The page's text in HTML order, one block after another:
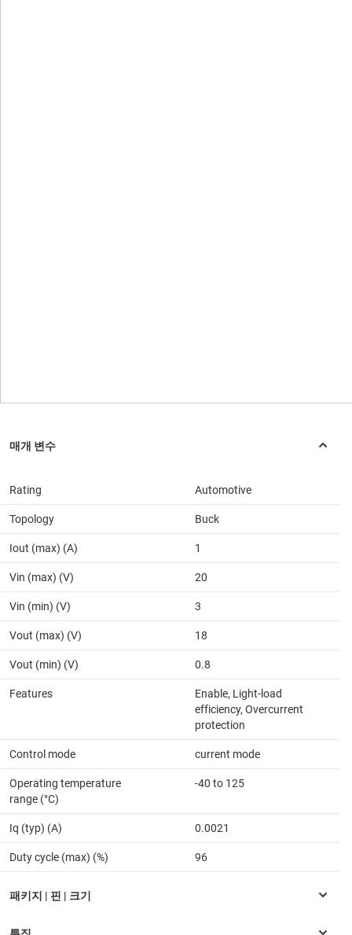
Rating Automotive
Topology Buck
Iout (max) (A) 1
Vin (max) (V) 20
Vin (min) (V) 3
Vout (max) (V) 18
Vout (min) (V) 0.8
Features
Enable, Light-load
efficiency, Overcurrent
protection
Control mode current mode
Operating temperature
range (°C)
-40 to 125
Iq (typ) (A) 0.0021
Duty cycle (max) (%) 96